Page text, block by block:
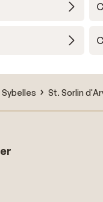
Sybelles St. Sorlin